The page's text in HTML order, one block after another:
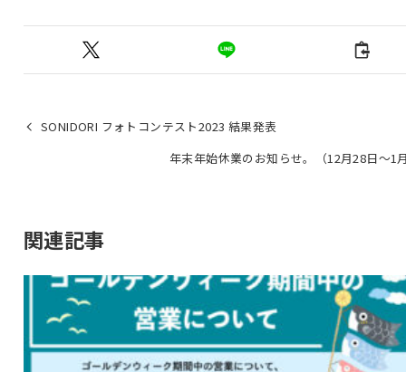
SONIDORI フォトコンテスト2023 結果発表
年末年始休業のお知らせ。（12月28日～1
関連記事